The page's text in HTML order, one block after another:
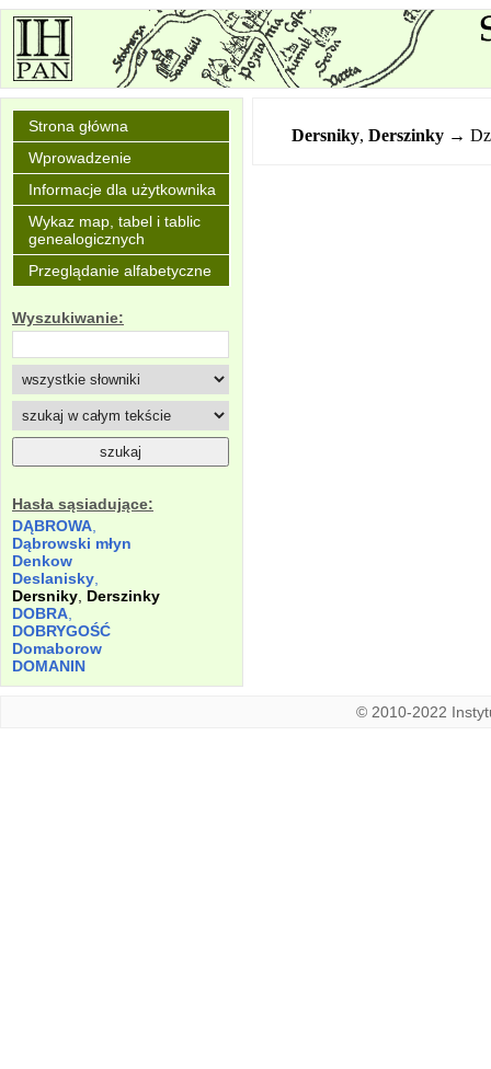
Strona główna
Wprowadzenie
Informacje dla użytkownika
Wykaz map, tabel i tablic
genealogicznych
Przeglądanie alfabetyczne
Wyszukiwanie:
Hasła sąsiadujące:
DĄBROWA
Dąbrowski młyn
Denkow
Deslanisky
Dersniky Derszinky
DOBRA
DOBRYGOŚĆ
Domaborow
DOMANIN
Dersniky,Derszinky →
© 2010-2022